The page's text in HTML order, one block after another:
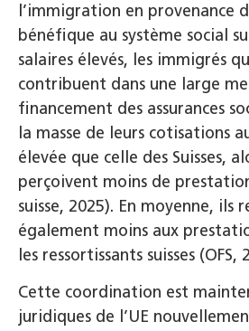
l’immigration en provenance
bénéfique au système social
salaires élevés, les immigrés
contribuent dans une large
financement des assurances
la masse de leurs cotisations
élevée que celle des Suisses,
perçoivent moins de
suisse, 2025). En moyenne, ils
également moins aux
les ressortissants suisses (OFS,
Cette coordination est
juridiques de l’UE